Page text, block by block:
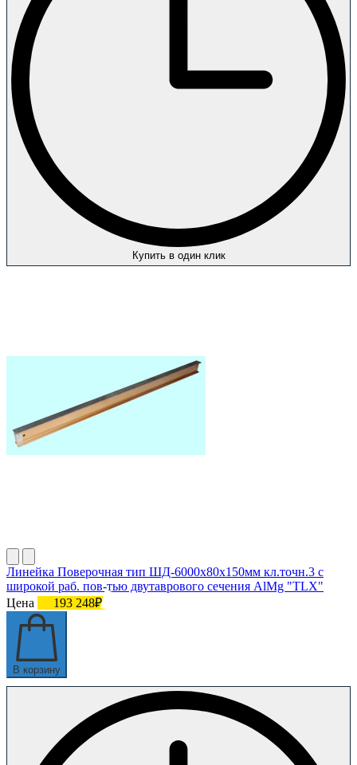
Купить в один клик
Линейка Поверочная тип ШД-6000х80х150мм кл.точн.3 с
широкой раб. пов-тью двутаврового сечения AlMg "TLX"
Цена
193 248₽
В корзину